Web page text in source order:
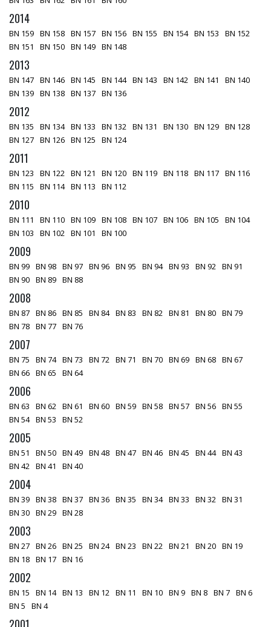
2014
BN 159 BN 158 BN 157 BN 156 BN 155 BN 154 BN 153
BN 152
BN 151
BN 150 BN 149 BN 148
2013
BN 147 BN 146 BN 145 BN 144 BN 143 BN 142 BN 141
BN 140
BN 139 BN 138 BN 137 BN 136
2012
BN 135 BN 134 BN 133 BN 132 BN 131 BN 130 BN 129 BN 128
BN 127 BN 126 BN 125 BN 124
2011
BN 123 BN 122 BN 121 BN 120 BN 119 BN 118 BN 117 BN 116
BN 115
BN 114 BN 113 BN 112
2010
BN 111 BN 110 BN 109 BN 108 BN 107 BN 106 BN 105
BN 104
BN 103
BN 102 BN 101 BN 100
2009
BN 99 BN 98 BN 97 BN 96 BN 95 BN 94 BN 93 BN 92 BN 91
BN 90 BN 89 BN 88
2008
BN 87 BN 86 BN 85 BN 84 BN 83 BN 82 BN 81 BN 80 BN 79
BN 78 BN 77 BN 76
2007
BN 75 BN 74 BN 73 BN 72 BN 71 BN 70 BN 69 BN 68 BN 67
BN 66 BN 65 BN 64
2006
BN 63 BN 62 BN 61 BN 60 BN 59 BN 58 BN 57 BN 56 BN 55
BN 54 BN 53 BN 52
2005
BN 51 BN 50 BN 49 BN 48 BN 47 BN 46 BN 45 BN 44 BN 43
BN 42 BN 41 BN 40
2004
BN 39 BN 38 BN 37 BN 36 BN 35 BN 34 BN 33 BN 32 BN 31
BN 30 BN 29 BN 28
2003
BN 27 BN 26 BN 25 BN 24 BN 23 BN 22 BN 21 BN 20 BN 19
BN 18 BN 17 BN 16
2002
BN 15 BN 14 BN 13 BN 12 BN 11 BN 10 BN 9 BN 8 BN 7 BN 6
BN 5
BN 4